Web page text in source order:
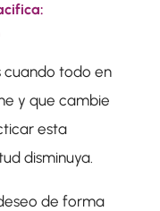
cuando todo en
y que cambie
esta
disminuya.
de forma